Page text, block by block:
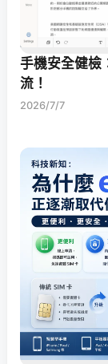
手機安全健檢
流！
2026/7/7